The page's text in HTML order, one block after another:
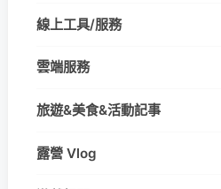
線上工具/服務
雲端服務
旅遊&美食&活動記事
露營 Vlog